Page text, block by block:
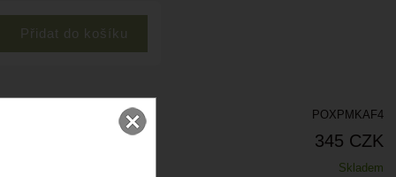
POXPMKAF4
345 CZK
Skladem